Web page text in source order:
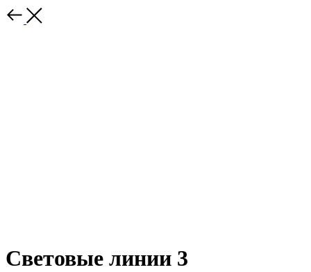
Световые линии 3